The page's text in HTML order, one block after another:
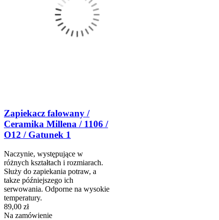
Zapiekacz falowany /
Ceramika Millena / 1106 /
O12 / Gatunek 1
Naczynie, występujące w
różnych kształtach i rozmiarach.
Służy do zapiekania potraw, a
takze późniejszego ich
serwowania. Odporne na wysokie
temperatury.
89,00 zł
Na zamówienie